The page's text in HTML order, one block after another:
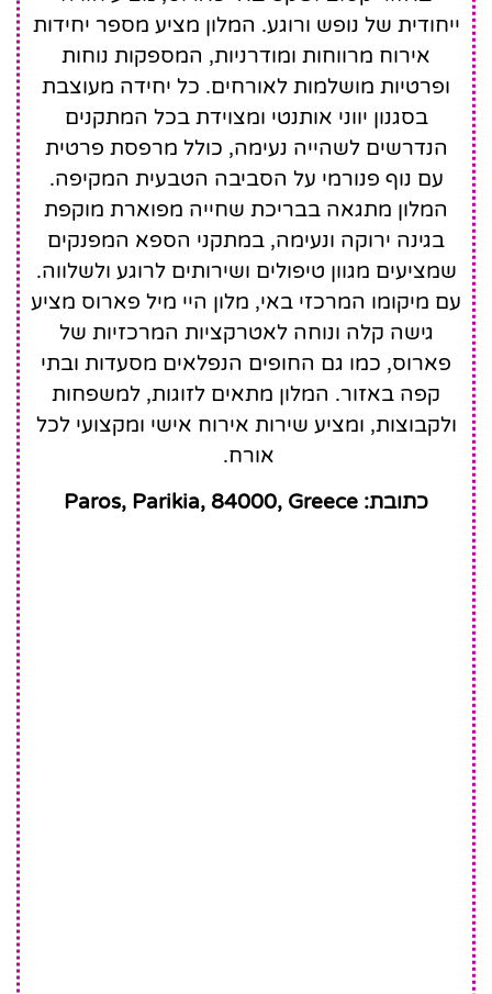
ייחודית של נופש ורוגע. המלון מציע מספר יחידות
אירוח מרווחות ומודרניות, המספקות נוחות
ופרטיות מושלמות לאורחים. כל יחידה מעוצבת
בסגנון יווני אותנטי ומצוידת בכל המתקנים
הנדרשים לשהייה נעימה, כולל מרפסת פרטית
עם נוף פנורמי על הסביבה הטבעית המקיפה.
המלון מתגאה בבריכת שחייה מפוארת מוקפת
בגינה ירוקה ונעימה, במתקני הספא המפנקים
שמציעים מגוון טיפולים ושירותים לרוגע ולשלווה.
עם מיקומו המרכזי באי, מלון היי מיל פארוס מציע
גישה קלה ונוחה לאטרקציות המרכזיות של
פארוס, כמו גם החופים הנפלאים מסעדות ובתי
קפה באזור. המלון מתאים לזוגות, למשפחות
ולקבוצות, ומציע שירות אירוח אישי ומקצועי לכל
אורח.
כתובת: Paros, Parikia, 84000, Greece